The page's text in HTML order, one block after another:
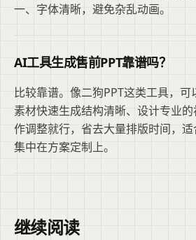
一、字体清晰，避免杂乱动画。
AI工具生成售前PPT靠谱吗？
比较靠谱。像二狗PPT这类工具，
素材快速生成结构清晰、设计专业
作调整就行，省去大量排版时间，
集中在方案定制上。
继续阅读